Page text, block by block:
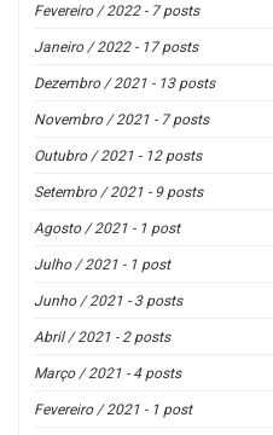
Fevereiro / 2022 - 7 posts
Janeiro / 2022 - 17 posts
Dezembro / 2021 - 13 posts
Novembro / 2021 - 7 posts
Outubro / 2021 - 12 posts
Setembro / 2021 - 9 posts
Agosto / 2021 - 1 post
Julho / 2021 - 1 post
Junho / 2021 - 3 posts
Abril / 2021 - 2 posts
Março / 2021 - 4 posts
Fevereiro / 2021 - 1 post